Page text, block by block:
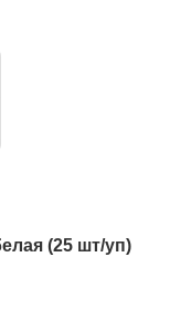
(25 шт/уп)